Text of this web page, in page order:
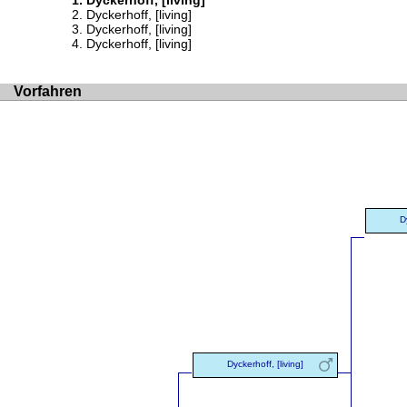
Dyckerhoff, [living]
Dyckerhoff, [living]
Dyckerhoff, [living]
Vorfahren
Dyckerhoff, [living]